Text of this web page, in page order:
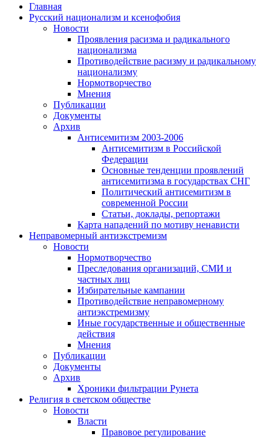
Главная
Русский национализм и ксенофобия
Новости
Проявления расизма и радикального
национализма
Противодействие расизму и радикальному
национализму
Нормотворчество
Мнения
Публикации
Документы
Архив
Антисемитизм 2003-2006
Антисемитизм в Российской
Федерации
Основные тенденции проявлений
антисемитизма в государствах СНГ
Политический антисемитизм в
современной России
Статьи, доклады, репортажи
Карта нападений по мотиву ненависти
Неправомерный антиэкстремизм
Новости
Нормотворчество
Преследования организаций, СМИ и
частных лиц
Избирательные кампании
Противодействие неправомерному
антиэкстремизму
Иные государственные и общественные
действия
Мнения
Публикации
Документы
Архив
Хроники фильтрации Рунета
Религия в светском обществе
Новости
Власти
Правовое регулирование